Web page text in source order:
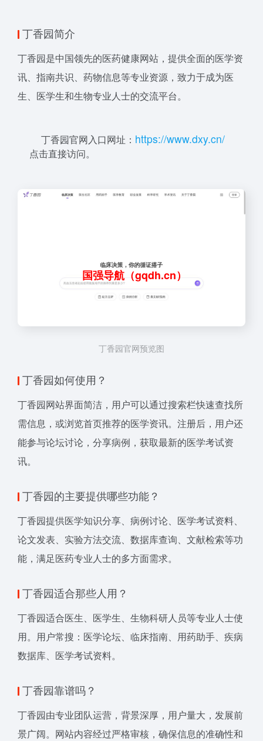
丁香园简介
丁香园是中国领先的医药健康网站，提供全面的医学资
讯、指南共识、药物信息等专业资源，致力于成为医
生、医学生和生物专业人士的交流平台。
丁香园官网入口网址： https://www.dxy.cn/
点击直接访问。
国强导航（gqdh.cn）
丁香园官网预览图
丁香园如何使用？
丁香园网站界面简洁，用户可以通过搜索栏快速查找所
需信息，或浏览首页推荐的医学资讯。注册后，用户还
能参与论坛讨论，分享病例，获取最新的医学考试资
讯。
丁香园的主要提供哪些功能？
丁香园提供医学知识分享、病例讨论、医学考试资料、
论文发表、实验方法交流、数据库查询、文献检索等功
能，满足医药专业人士的多方面需求。
丁香园适合那些人用？
丁香园适合医生、医学生、生物科研人员等专业人士使
用。用户常搜：医学论坛、临床指南、用药助手、疾病
数据库、医学考试资料。
丁香园靠谱吗？
丁香园由专业团队运营，背景深厚，用户量大，发展前
景广阔。网站内容经过严格审核，确保信息的准确性和